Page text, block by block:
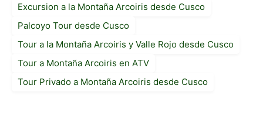
Excursion a la Montaña Arcoiris desde Cusco
Palcoyo Tour desde Cusco
Tour a la Montaña Arcoiris y Valle Rojo desde Cusco
Tour a Montaña Arcoiris en ATV
Tour Privado a Montaña Arcoiris desde Cusco